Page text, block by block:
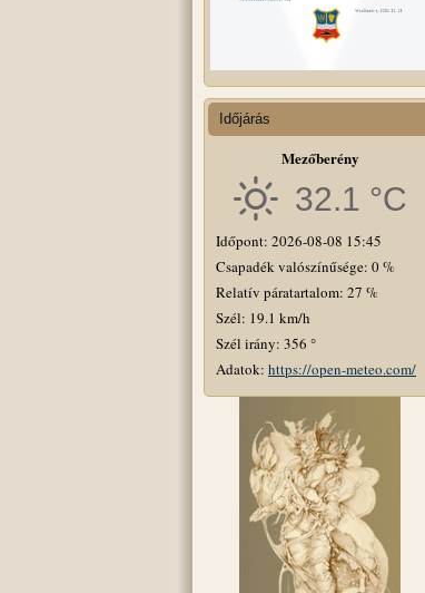
Időjárás
Mezőberény
32.1 °C
Időpont: 2026-08-08 15:45
Csapadék valószínűsége: 0 %
Relatív páratartalom: 27 %
Szél: 19.1 km/h
Szél irány: 356 °
Adatok: https://open-meteo.com/